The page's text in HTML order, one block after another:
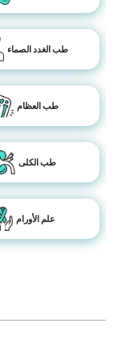
طب الغدد الصماء
طب العظام
طب الكلى
علم الأورام